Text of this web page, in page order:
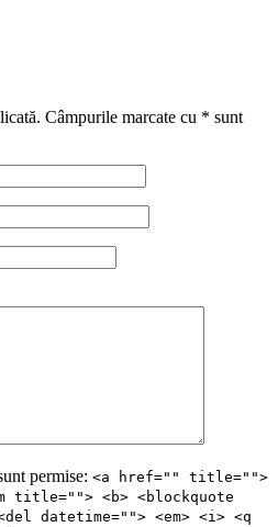
Câmpurile marcate cu * sunt
permise: <a href="" title="">
title=""> <b> <blockquote
datetime=""> <em> <i> <q